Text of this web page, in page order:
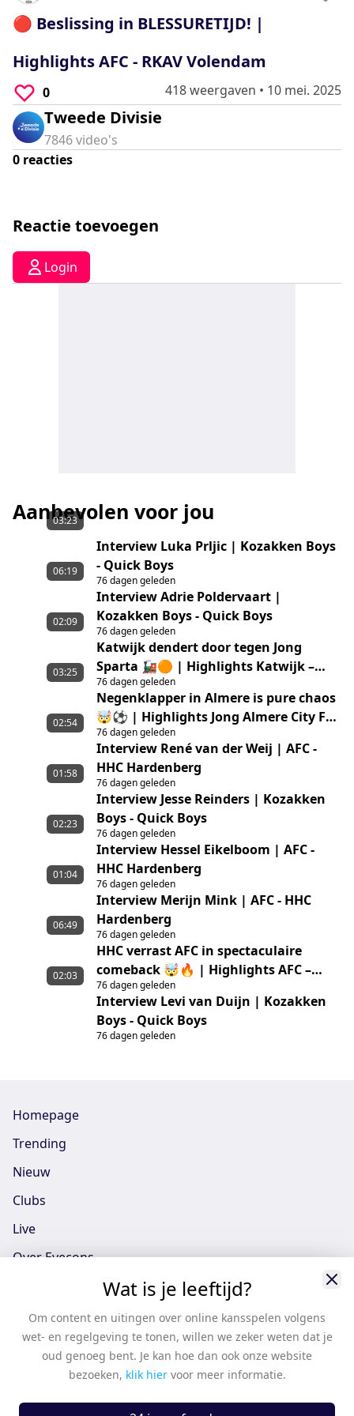
seconds
🔴 Beslissing in BLESSURETIJD! |
Highlights AFC - RKAV Volendam
0 418 weergaven • 10 mei. 2025
Tweede Divisie
7846video's
0 reacties
Reactie toevoegen
Login
Aanbevolen voor jou
03:23
Interview Luka Prljic | Kozakken Boys
- Quick Boys
76 dagen geleden
06:19
Interview Adrie Poldervaart |
Kozakken Boys - Quick Boys
76 dagen geleden
02:09
Katwijk dendert door tegen Jong
Sparta 🚂🟠 | Highlights Katwijk –
Jong Sparta Rotterdam
76 dagen geleden
03:25
Negenklapper in Almere is pure chaos
🤯⚽ | Highlights Jong Almere City FC
– GVVV
76 dagen geleden
02:54
Interview René van der Weij | AFC -
HHC Hardenberg
76 dagen geleden
01:58
Interview Jesse Reinders | Kozakken
Boys - Quick Boys
76 dagen geleden
02:23
Interview Hessel Eikelboom | AFC -
HHC Hardenberg
76 dagen geleden
01:04
Interview Merijn Mink | AFC - HHC
Hardenberg
76 dagen geleden
06:49
HHC verrast AFC in spectaculaire
comeback 🤯🔥 | Highlights AFC –
HHC Hardenberg
76 dagen geleden
02:03
Interview Levi van Duijn | Kozakken
Boys - Quick Boys
76 dagen geleden
Homepage
Trending
Nieuw
Clubs
Live
Over Eyecons
Eyecons App - iOS
Eyecons App - Android
Vacatures
Casten
Wat is je leeftijd?
Om content en uitingen over online kansspelen volgens
wet- en regelgeving te tonen, willen we zeker weten dat je
oud genoeg bent. Je kan hoe dan ook onze website
bezoeken, klik hier voor meer informatie.